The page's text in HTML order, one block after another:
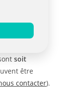
soit
être
contacter).